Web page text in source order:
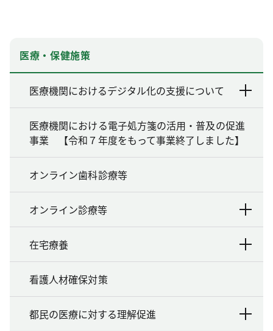
医療・保健施策
医療機関におけるデジタル化の支援について
医療機関における電子処方箋の活用・普及の促進
事業 【令和７年度をもって事業終了しました】
オンライン歯科診療等
オンライン診療等
在宅療養
看護人材確保対策
都民の医療に対する理解促進